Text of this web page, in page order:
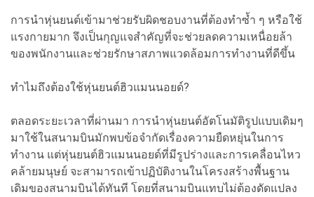
การนำหุ่นยนต์เข้ามาช่วยรับผิดชอบงานที่ต้องทำซ้ำ ๆ หรือใช้
แรงกายมาก จึงเป็นกุญแจสำคัญที่จะช่วยลดความเหนื่อยล้า
ของพนักงานและช่วยรักษาสภาพแวดล้อมการทำงานที่ดีขึ้น
ทำไมถึงต้องใช้หุ่นยนต์ฮิวแมนนอยด์?
ตลอดระยะเวลาที่ผ่านมา การนำหุ่นยนต์อัตโนมัติรูปแบบเดิมๆ
มาใช้ในสนามบินมักพบข้อจำกัดเรื่องความยืดหยุ่นในการ
ทำงาน แต่หุ่นยนต์ฮิวแมนนอยด์ที่มีรูปร่างและการเคลื่อนไหว
คล้ายมนุษย์ จะสามารถเข้าปฏิบัติงานในโครงสร้างพื้นฐาน
เดิมของสนามบินได้ทันที โดยที่สนามบินแทบไม่ต้องดัดแปลง